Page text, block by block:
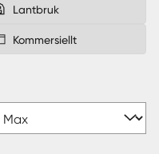
Lantbruk
Kommersiellt